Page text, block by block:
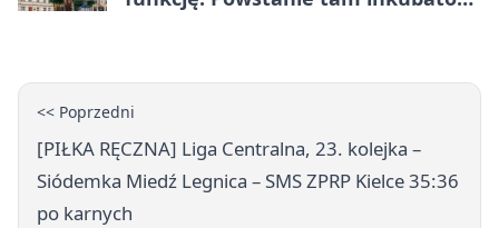
<< Poprzedni
[PIŁKA RĘCZNA] Liga Centralna, 23. kolejka –
Siódemka Miedź Legnica – SMS ZPRP Kielce 35:36
po karnych